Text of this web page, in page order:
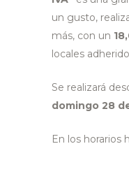
un gusto,
más, con un
locales
Se realizará
domingo 28
En los horarios